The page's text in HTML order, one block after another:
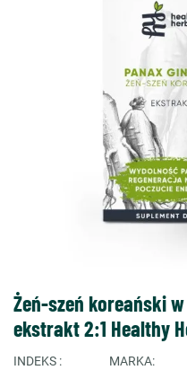
Żeń-szeń koreański
ekstrakt 2:1 Healthy
INDEKS
MARKA